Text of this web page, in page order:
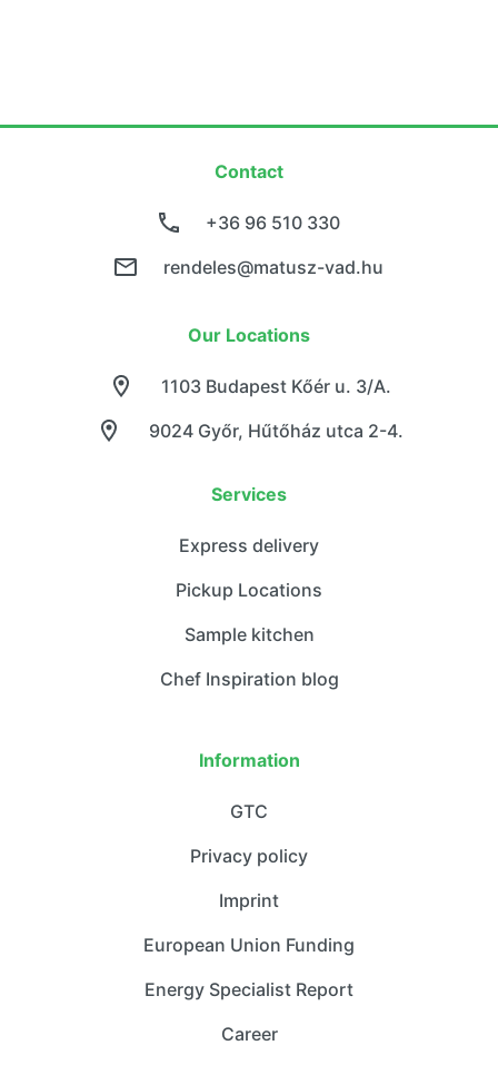
Contact
+36 96 510 330
rendeles@matusz-vad.hu
Our Locations
9024 Győr, Hűtőház utca 2-4.
1103 Budapest Kőér u. 3/A.
Services
Express delivery
Pickup Locations
Sample kitchen
Chef Inspiration blog
Information
GTC
Privacy policy
Imprint
European Union Funding
Energy Specialist Report
Career